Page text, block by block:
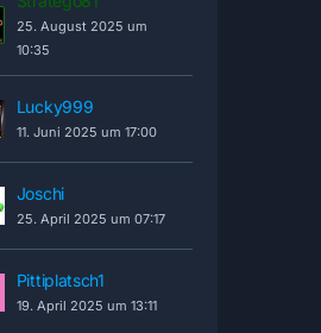
25. August 2025 um
10:35
Lucky999
11. Juni 2025 um 17:00
Joschi
25. April 2025 um 07:17
Pittiplatsch1
19. April 2025 um 13:11